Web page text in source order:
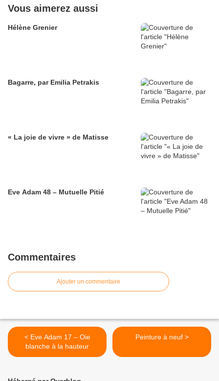
Vous aimerez aussi
Hélène Grenier
Bagarre, par Emilia Petrakis
« La joie de vivre » de Matisse
Eve Adam 48 – Mutuelle Pitié
Commentaires
Ajouter un commentaire
< Eve Adam 17 – Oie
blanche à la hauteur
Peinture à neuf >